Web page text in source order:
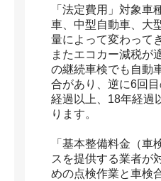
「法定費用」対象車
車、中型自動車、大
量によって変わって
またエコカー減税が
の継続車検でも自動
合があり、逆に6回
経過以上、18年経過
ります。
「基本整備料金（車
スを提供する業者が
めの点検作業と車検